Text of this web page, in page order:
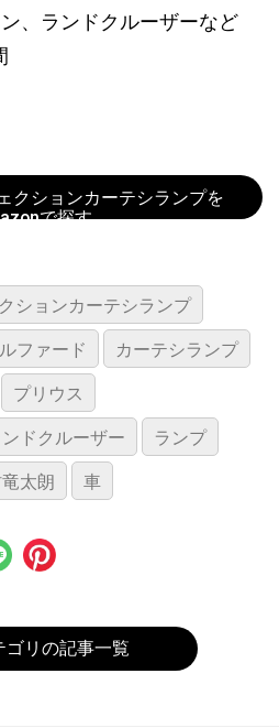
、ランドクルーザーなど
クションカーテシランプを
で探す
ションカーテシランプ
ファード カーテシランプ
プリウス
ンドクルーザー ランプ
太朗 車
ゴリの記事一覧